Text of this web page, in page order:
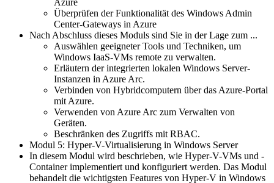
Azure
Überprüfen der Funktionalität des Windows Admin
Center-Gateways in Azure
Nach Abschluss dieses Moduls sind Sie in der Lage zum ...
Auswählen geeigneter Tools und Techniken, um
Windows IaaS-VMs remote zu verwalten.
Erläutern der integrierten lokalen Windows Server-
Instanzen in Azure Arc.
Verbinden von Hybridcomputern über das Azure-Portal
mit Azure.
Verwenden von Azure Arc zum Verwalten von
Geräten.
Beschränken des Zugriffs mit RBAC.
Modul 5: Hyper-V-Virtualisierung in Windows Server
In diesem Modul wird beschrieben, wie Hyper-V-VMs und -
Container implementiert und konfiguriert werden. Das Modul
behandelt die wichtigsten Features von Hyper-V in Windows